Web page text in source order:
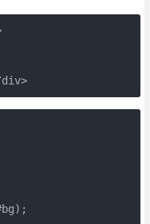
<div class="g-element-copy"></div>